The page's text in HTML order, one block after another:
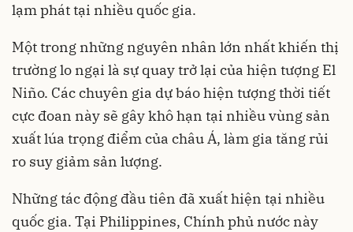
lạm phát tại nhiều quốc gia.
Một trong những nguyên nhân lớn nhất khiến thị
trường lo ngại là sự quay trở lại của hiện tượng El
Niño. Các chuyên gia dự báo hiện tượng thời tiết
cực đoan này sẽ gây khô hạn tại nhiều vùng sản
xuất lúa trọng điểm của châu Á, làm gia tăng rủi
ro suy giảm sản lượng.
Những tác động đầu tiên đã xuất hiện tại nhiều
quốc gia. Tại Philippines, Chính phủ nước này